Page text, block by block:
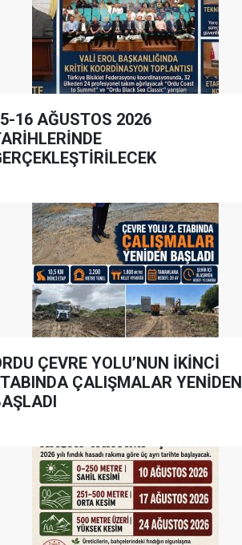
16 AĞUSTOS 2026
ÇEVRE YOLU’NUN İKİNCİ
ÇALIŞMALAR YENİDEN